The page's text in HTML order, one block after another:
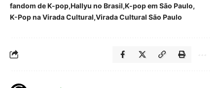
fandom de K-pop Hallyu no Brasil K-pop em São Paulo
K-Pop na Virada Cultural Virada Cultural São Paulo